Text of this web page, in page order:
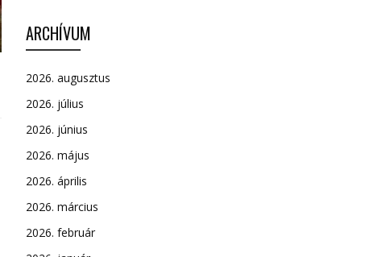
ARCHÍVUM
2026. augusztus
2026. július
2026. június
2026. május
2026. április
2026. március
2026. február